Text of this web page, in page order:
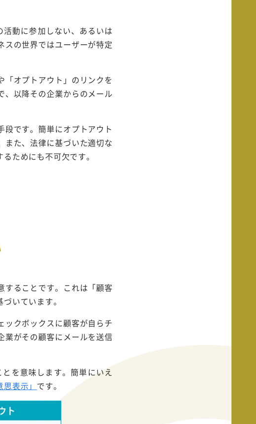
動に参加しない、あるいは
の世界ではユーザーが特定
オプトアウト」のリンクを
以降その企業からのメール
です。簡単にオプトアウト
また、法律に基づいた適切な
ためにも不可欠です。
することです。これは「顧客
いています。
ックボックスに顧客が自らチ
業がその顧客にメールを送信
を意味します。簡単にいえ
表示」 です。